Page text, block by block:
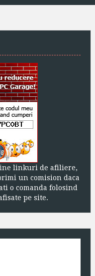
linkuri de afiliere,
un comision daca
o comanda folosind
pe site.